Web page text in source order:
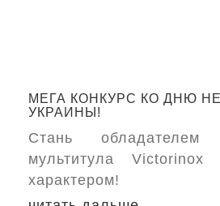
МЕГА КОНКУРС КО ДНЮ
УКРАИНЫ!
Стань обладателем
мультитула Victorinox
характером!